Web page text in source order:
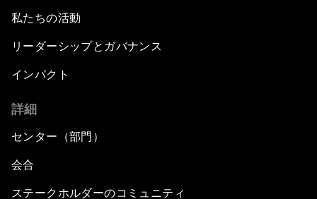
私たちの活動
リーダーシップとガバナンス
インパクト
詳細
センター（部門）
会合
ステークホルダーのコミュニティ